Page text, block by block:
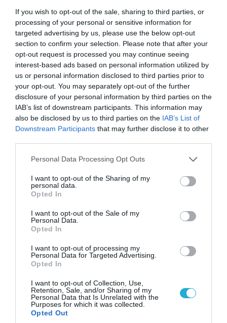
If you wish to opt-out of the sale, sharing to third parties, or
processing of your personal or sensitive information for
targeted advertising by us, please use the below opt-out
section to confirm your selection. Please note that after your
opt-out request is processed you may continue seeing
interest-based ads based on personal information utilized by
us or personal information disclosed to third parties prior to
your opt-out. You may separately opt-out of the further
disclosure of your personal information by third parties on the
IAB’s list of downstream participants. This information may
also be disclosed by us to third parties on the IAB’s List of
Downstream Participants that may further disclose it to other
Please note that this website/app uses one or more Google
not limited to your visit or usage behaviour. You may click to
grant or deny consent to Google and its third-party tags to
use your data for below specified purposes in below Google
consent section.
Personal Data Processing Opt Outs
I want to opt-out of the Sharing of my
personal data.
Opted In
I want to opt-out of the Sale of my
Personal Data.
Opted In
I want to opt-out of processing my
Personal Data for Targeted Advertising.
Opted In
I want to opt-out of Collection, Use,
Retention, Sale, and/or Sharing of my
Personal Data that Is Unrelated with the
Purposes for which it was collected.
Opted Out
07.08.2026 | 23:02
Τα πρώτα πλάνα ομάδας Βορειοκορεατών
στρατιωτών από την αποστολή των 30.000
που έφτασαν στη Ρωσία (βίντεο)
07.08.2026 | 08:02